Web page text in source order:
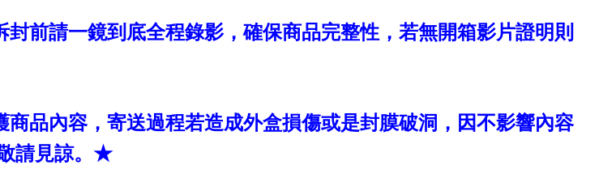
前請一鏡到底全程錄影，確保商品完整性，若無開箱影片證明則
品內容，寄送過程若造成外盒損傷或是封膜破洞，因不影響內容
請見諒。★